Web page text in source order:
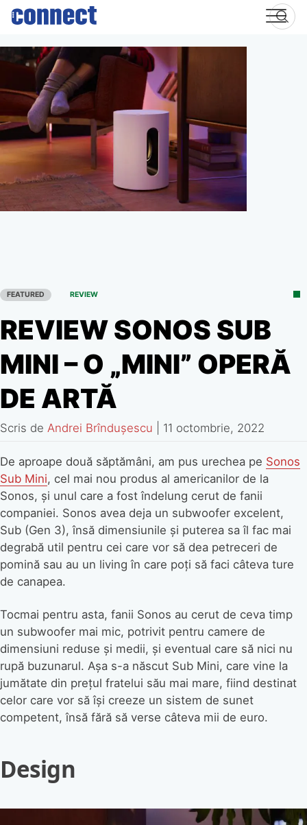
Skip
FEATURED REVIEW
REVIEW SONOS SUB
MINI – O „MINI” OPERĂ
DE ARTĂ
Scris de Andrei Brîndușescu 11 octombrie, 2022
De aproape două săptămâni, am pus urechea pe Sonos
Sub Mini, cel mai nou produs al americanilor de la
Sonos, și unul care a fost îndelung cerut de fanii
companiei. Sonos avea deja un subwoofer excelent,
Sub (Gen 3), însă dimensiunile și puterea sa îl fac mai
degrabă util pentru cei care vor să dea petreceri de
pomină sau au un living în care poți să faci câteva ture
de canapea.
Tocmai pentru asta, fanii Sonos au cerut de ceva timp
un subwoofer mai mic, potrivit pentru camere de
dimensiuni reduse și medii, și eventual care să nici nu
rupă buzunarul. Așa s-a născut Sub Mini, care vine la
jumătate din prețul fratelui său mai mare, fiind destinat
celor care vor să își creeze un sistem de sunet
competent, însă fără să verse câteva mii de euro.
Design